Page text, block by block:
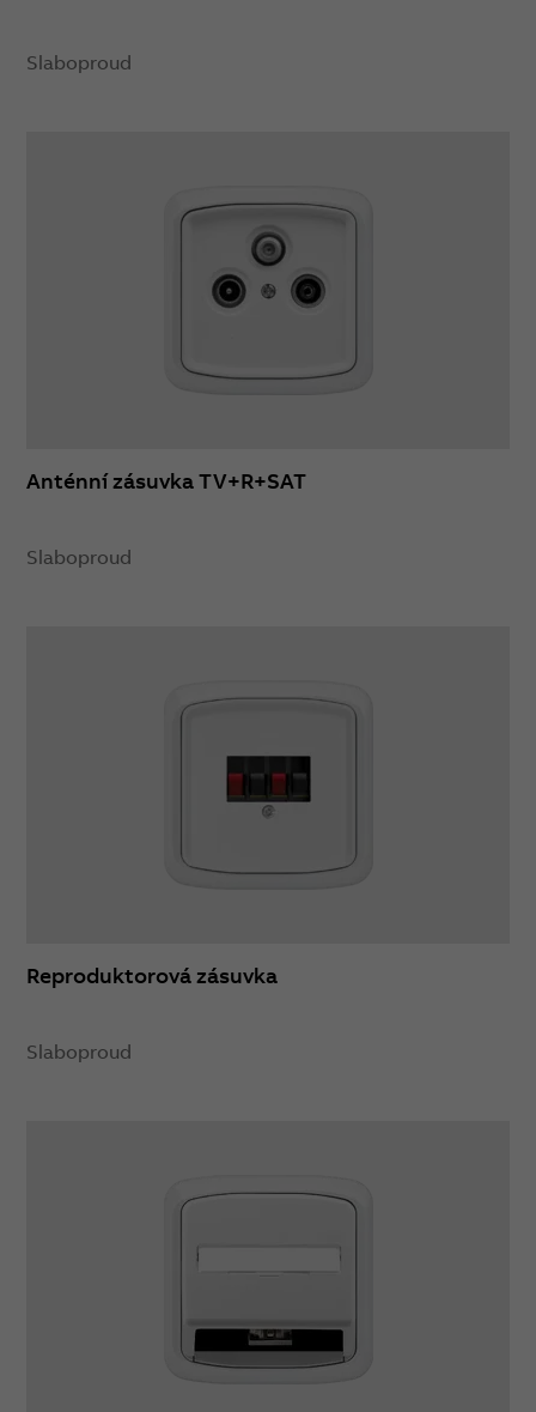
Slaboproud
Anténní zásuvka TV+R+SAT
Slaboproud
Reproduktorová zásuvka
Slaboproud